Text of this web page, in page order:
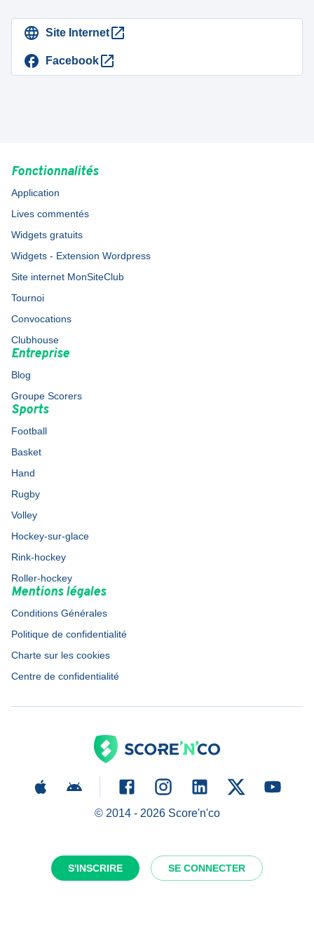
S'INSCRIRE SE CONNECTER
Site Internet
Facebook
Fonctionnalités
Application
Lives commentés
Widgets gratuits
Widgets - Extension Wordpress
Site internet MonSiteClub
Tournoi
Convocations
Clubhouse
Entreprise
Blog
Groupe Scorers
Sports
Football
Basket
Hand
Rugby
Volley
Hockey-sur-glace
Rink-hockey
Roller-hockey
Mentions légales
Conditions Générales
Politique de confidentialité
Charte sur les cookies
Centre de confidentialité
© 2014 - 2026Score'n'co